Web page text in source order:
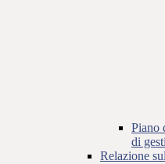
Piano
di
Relazione